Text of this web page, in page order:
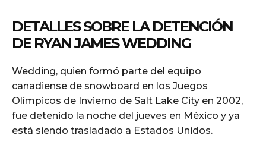
DETALLES SOBRE LA DETENCIÓN
DE RYAN JAMES WEDDING
Wedding, quien formó parte del equipo
canadiense de snowboard en los Juegos
Olímpicos de Invierno de Salt Lake City en 2002,
fue detenido la noche del jueves en México y ya
está siendo trasladado a Estados Unidos.